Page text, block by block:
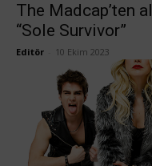
The Madcap’ten
“Sole Survivor”
Editör 10 Ekim 2023